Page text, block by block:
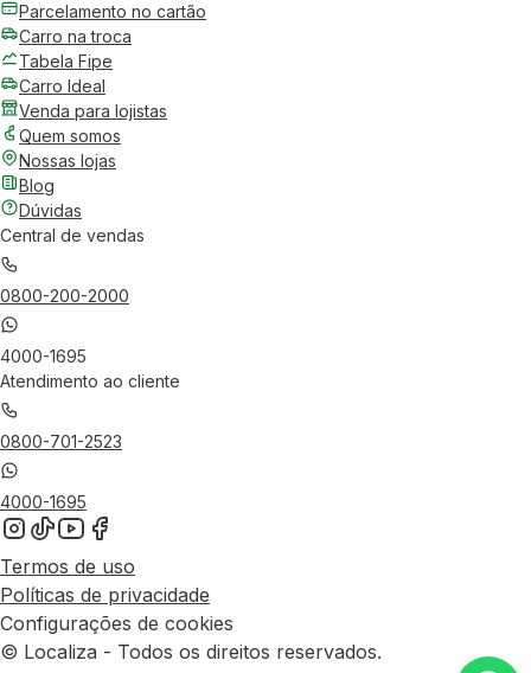
Parcelamento no cartão
Carro na troca
Tabela Fipe
Carro Ideal
Venda para lojistas
Quem somos
Nossas lojas
Blog
Dúvidas
Central de vendas
0800-200-2000
4000-1695
Atendimento ao cliente
0800-701-2523
4000-1695
Termos de uso
Políticas de privacidade
Configurações de cookies
© Localiza - Todos os direitos reservados.